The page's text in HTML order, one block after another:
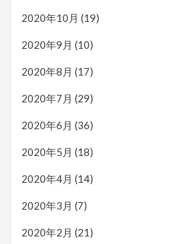
2020年10月 (19)
2020年9月 (10)
2020年8月 (17)
2020年7月 (29)
2020年6月 (36)
2020年5月 (18)
2020年4月 (14)
2020年3月 (7)
2020年2月 (21)